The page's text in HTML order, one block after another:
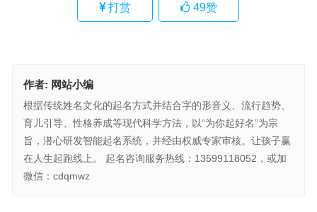
打赏 49赞
作者: 网站小编
根据传统姓名文化的起名方式并结合字的形音义、流行趋势、
育儿引导、性格养成等现代科学方法，以“为你起好名”为宗
旨，潜心研发智能起名系统，并经由权威专家审核。让孩子赢
在人生起跑线上。 起名咨询服务热线：13599118052，或加
微信：cdqmwz